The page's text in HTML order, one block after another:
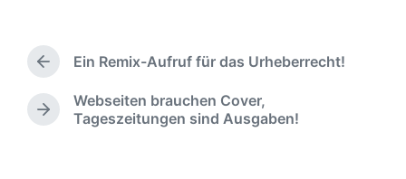
i
h
u
b
e
v
o
n
l
i
a
g
ö
V
r
h
Ein Remix-Aufruf für das Urheberrecht!
N
Webseiten brauchen Cover,
Tageszeitungen sind Ausgaben!